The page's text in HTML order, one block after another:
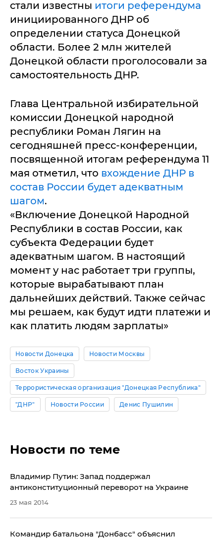
стали известны итоги референдума
инициированного ДНР об
определении статуса Донецкой
области. Более 2 млн жителей
Донецкой области проголосовали за
самостоятельность ДНР.
Глава Центральной избирательной
комиссии Донецкой народной
республики Роман Лягин на
сегодняшней пресс-конференции,
посвященной итогам референдума 11
мая отметил, что вхождение ДНР в
состав России будет адекватным
шагом.
«Включение Донецкой Народной
Республики в состав России, как
субъекта Федерации будет
адекватным шагом. В настоящий
момент у нас работает три группы,
которые вырабатывают план
дальнейших действий. Также сейчас
мы решаем, как будут идти платежи и
как платить людям зарплаты»
Новости Донецка Новости Москвы
Восток Украины
Террористическая организация "Донецкая Республика"
"ДНР" Новости России Денис Пушилин
Новости по теме
Владимир Путин: Запад поддержал
антиконституционный переворот на Украине
23 мая 2014
Командир батальона "Донбасс" объяснил